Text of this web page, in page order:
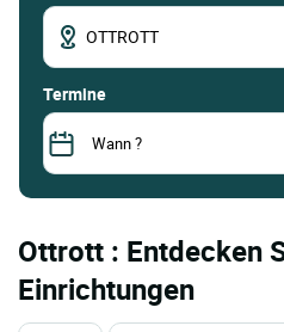
termine
Ottrott : Entdecken
Einrichtungen